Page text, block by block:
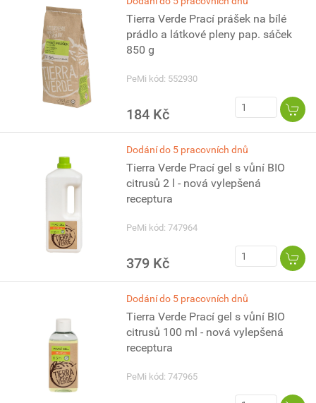
Tierra Verde Prací prášek na bílé
prádlo a látkové pleny pap. sáček
850 g
PeMi kód: 552930
184 Kč
Dodání do 5 pracovních dnů
Tierra Verde Prací gel s vůní BIO
citrusů 2 l - nová vylepšená
receptura
PeMi kód: 747964
379 Kč
Dodání do 5 pracovních dnů
Tierra Verde Prací gel s vůní BIO
citrusů 100 ml - nová vylepšená
receptura
PeMi kód: 747965